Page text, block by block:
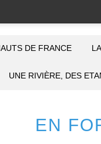
EN
DE FRANCE
UNE RIVIÈRE, DES